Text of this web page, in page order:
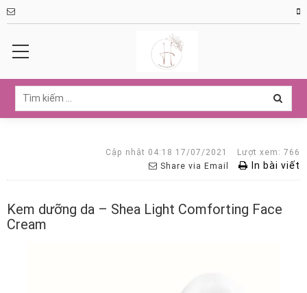
Cập nhật 04:18 17/07/2021
Lượt xem: 766
Share via Email
In bài viết
Kem dưỡng da – Shea Light Comforting Face
Cream